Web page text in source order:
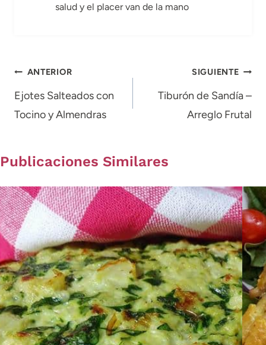
salud y el placer van de la mano
Navegación
de
entradas
ANTERIOR
Ejotes Salteados con
Tocino y Almendras
SIGUIENTE
Tiburón de Sandía –
Arreglo Frutal
Publicaciones Similares